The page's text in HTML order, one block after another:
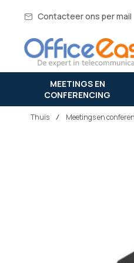
Contacteer ons per mail
MEETINGS EN
CONFERENCING
Thuis meetings en